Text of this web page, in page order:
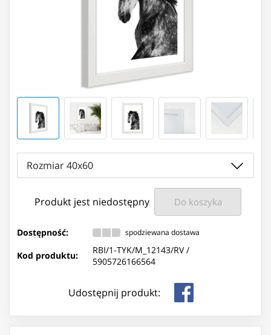
Rozmiar 40x60
Produkt jest niedostępny Do koszyka
Dostępność: spodziewana dostawa
Kod produktu:
RBI/1-TYK/M_12143/RV /
5905726166564
Udostępnij produkt: